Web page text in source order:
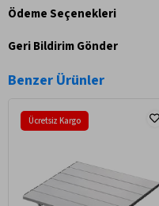
Ödeme Seçenekleri
Geri Bildirim Gönder
Benzer Ürünler
Ücretsiz Kargo